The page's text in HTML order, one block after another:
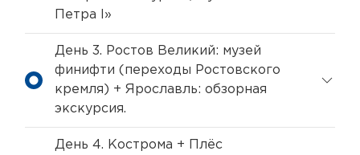
Петра I»
День 3. Ростов Великий: музей
финифти (переходы Ростовского
кремля) + Ярославль: обзорная
экскурсия.
День 4. Кострома + Плёс